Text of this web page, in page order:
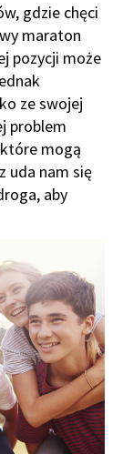
gdzie chęci
maraton
pozycji może
ze swojej
problem
mogą
uda nam się
aby